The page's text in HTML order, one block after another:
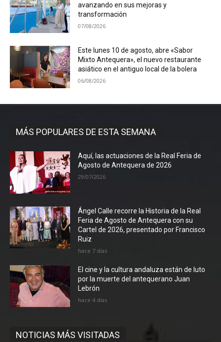
avanzando en sus mejoras y
transformación
07/08/2026
Este lunes 10 de agosto, abre «Sabor
Mixto Antequera», el nuevo restaurante
asiático en el antiguo local de la bolera
06/08/2026
MÁS POPULARES DE ESTA SEMANA
Aquí, las actuaciones de la Real Feria de
Agosto de Antequera de 2026
29/07/2026
Ángel Calle recorre la Historia de la Real
Feria de Agosto de Antequera con su
Cartel de 2026, presentado por Francisco
Ruiz
hace 7 días
El cine y la cultura andaluza están de luto
por la muerte del antequerano Juan
Lebrón
hace 4 días
NOTICIAS MÁS VISITADAS